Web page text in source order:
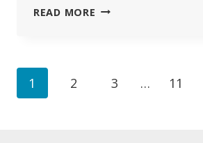
READ MORE ΤΑ
ΥΓΙΉ
Page
1 2 3 … 11